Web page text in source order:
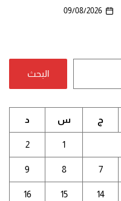
09/08/2026
البحث
ج س د
1
2
7
8
9
14
15
16